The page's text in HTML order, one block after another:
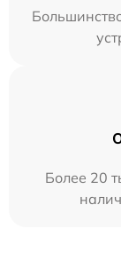
Более 20